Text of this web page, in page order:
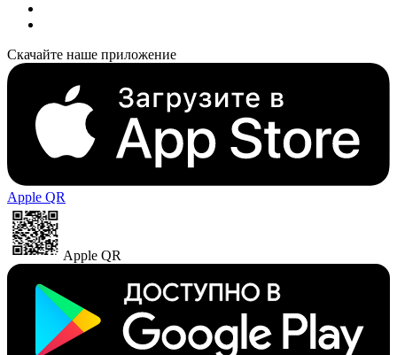
Скачайте наше приложение
Apple QR
Apple QR